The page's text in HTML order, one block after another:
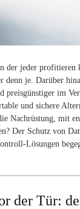
der jeder profitieren
denn je. Darüber
preisgünstiger im
und sichere
Nachrüstung, mit
Der Schutz von
Lösungen
der Tür: